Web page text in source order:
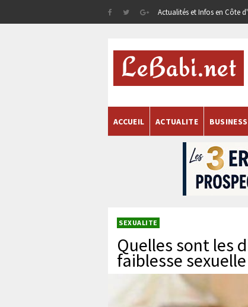
Actualités et Infos en Côte
ACCUEIL ACTUALITE BUSINESS
SEXUALITE
Quelles sont les
faiblesse sexuelle